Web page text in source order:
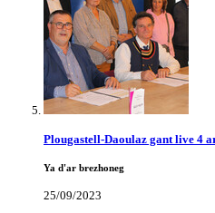
Plougastell-Daoulaz gant live 4
Ya d'ar brezhoneg
25/09/2023